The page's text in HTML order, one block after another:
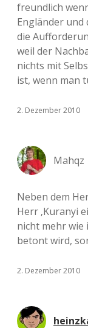
freundlich
Engländer und
die
weil der
nichts mit
ist, wenn man
2. Dezember 2010
Mahqz
Neben dem
Herr ‚Kuranyi
nicht mehr wie
betont wird,
2. Dezember 2010